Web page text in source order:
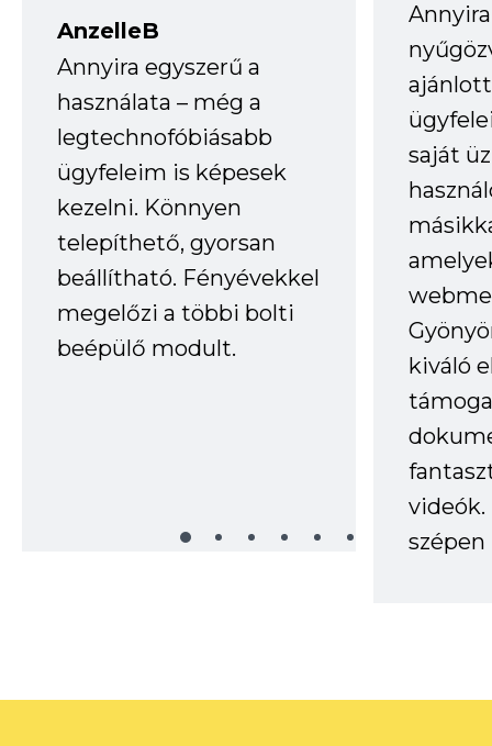
AnzelleB
Annyira egyszerű a
használata – még a
legtechnofóbiásabb
ügyfeleim is képesek
kezelni. Könnyen
telepíthető, gyorsan
beállítható. Fényévekkel
megelőzi a többi bolti
beépülő modult.
saját
kiváló
videók.